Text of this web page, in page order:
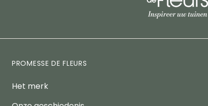
PROMESSE DE FLEURS
Het merk